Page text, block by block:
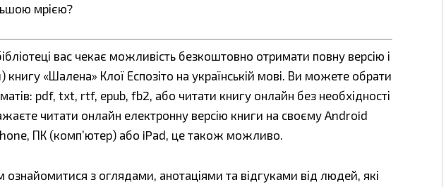
мрією?
вас чекає можливість безкоштовно отримати повну версію і
книгу «Шалена» Клої Еспозіто на українській мові. Ви можете обрати
pdf, txt, rtf, epub, fb2, або читати книгу онлайн без необхідності
читати онлайн електронну версію книги на своєму Android
ПК (комп’ютер) або iPad, це також можливо.
з оглядами, анотаціями та відгуками від людей, які